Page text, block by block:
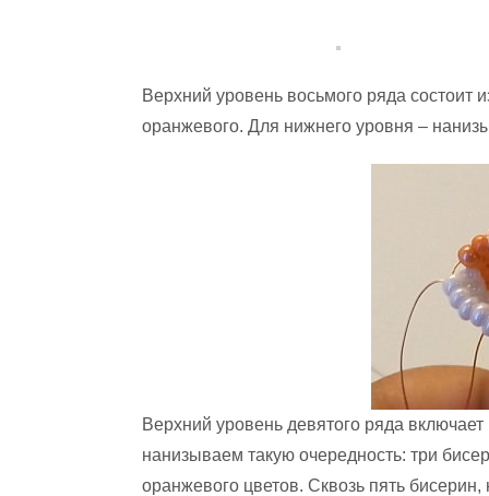
Верхний уровень восьмого ряда состоит
оранжевого. Для нижнего уровня –
Верхний уровень девятого ряда
нанизываем такую очередность: три
оранжевого цветов. Сквозь пять